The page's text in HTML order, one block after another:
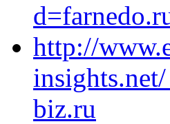
http://
biz.ru